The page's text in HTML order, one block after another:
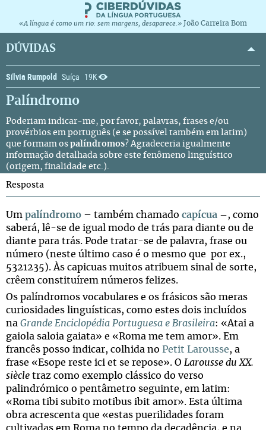
«A língua é como um rio: sem margens, desaparece.» João Carreira Bom
DÚVIDAS
Sílvia Rumpold Suíça 19K
Palíndromo
Poderiam indicar-me, por favor, palavras, frases e/ou
provérbios em português (e se possível também em latim)
que formam os palíndromos? Agradeceria igualmente
informação detalhada sobre este fenômeno linguístico
(origem, finalidade etc.).
Resposta
Um palíndromo – também chamado capícua –, como
saberá, lê-se de igual modo de trás para diante ou de
diante para trás. Pode tratar-se de palavra, frase ou
número (neste último caso é o mesmo que por ex.,
5321235). Às capicuas muitos atribuem sinal de sorte,
crêem constituírem números felizes.
Os palíndromos vocabulares e os frásicos são meras
curiosidades linguísticas, como estes dois incluídos
na Grande Enciclopédia Portuguesa e Brasileira: «Atai a
gaiola saloia gaiata» e «Roma me tem amor». Em
francês posso indicar, colhida no Petit Larousse, a
frase «Esope reste ici et se repose». O Larousse du XX.
siècle traz como exemplo clássico do verso
palindrómico o pentâmetro seguinte, em latim:
«Roma tibi subito motibus ibit amor». Esta última
obra acrescenta que «estas puerilidades foram